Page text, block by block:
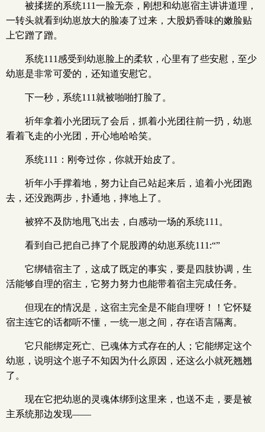
被揉搓的系统111一脸无奈，刚想和幼崽宿主讲讲道理，
一转头就看到幼崽放大的脸凑了过来，大股奶香味的嫩脸贴
上它蹭了蹭。
系统111感受到幼崽脸上的柔软，心里有了些安慰，至少
幼崽是非常可爱的，还知道安慰它。
下一秒，系统111就被啪啪打脸了。
祈年拿着小光团玩了会后，抓着小光团往前一扔，幼崽
看着飞走的小光团，开心地哈哈笑。
系统111：刚夸过你，你就开始皮了。
祈年小手撑着地，努力让自己站起来后，追着小光团跑
去，还没跑两步，扑通地，摔地上了。
被猝不及防地甩飞出去，白感动一场的系统111。
看到自己把自己摔了个屁股蹲的幼崽系统111:“”
它绑错宿主了，这成了既定的事实，要是四肢协调，生
活能够自理的宿主，它努力努力也能带着宿主完成任务。
但现在的情况是，这宿主完全是不能自理呀！！它怀疑
宿主连它的话都听不懂，一统一崽之间，存在语言隔离。
它只能绑定死亡、已魂体方式存在的人；它能绑定这个
幼崽，说明这个崽子不知因为什么原因，还这么小就死翘翘
了。
现在它把幼崽的灵魂体绑到这里来，也送不走，要是被
主系统那边发现——